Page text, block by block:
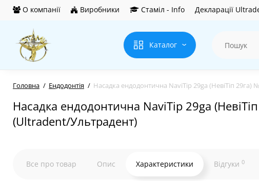
О компанії Виробники Стаміл - Info Декларації
Каталог
Головна Ендодонтія Насадка ендодонтична NaviTip 29ga (НевіТіп
Насадка ендодонтична NaviTip 29ga
(Ultradent/Ультрадент)
Все про товар Опис Характеристики Відгуки 0